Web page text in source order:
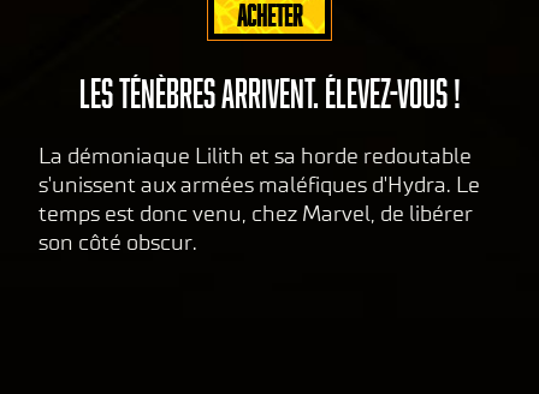
ACHETER
LES TÉNÈBRES ARRIVENT. ÉLEVEZ-VOUS !
La démoniaque Lilith et sa horde redoutable
s'unissent aux armées maléfiques d'Hydra. Le
temps est donc venu, chez Marvel, de libérer
son côté obscur.